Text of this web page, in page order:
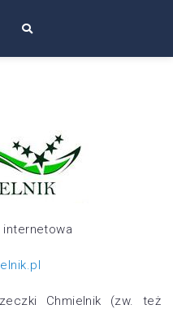
internetowa
Chmielnik (zw. też